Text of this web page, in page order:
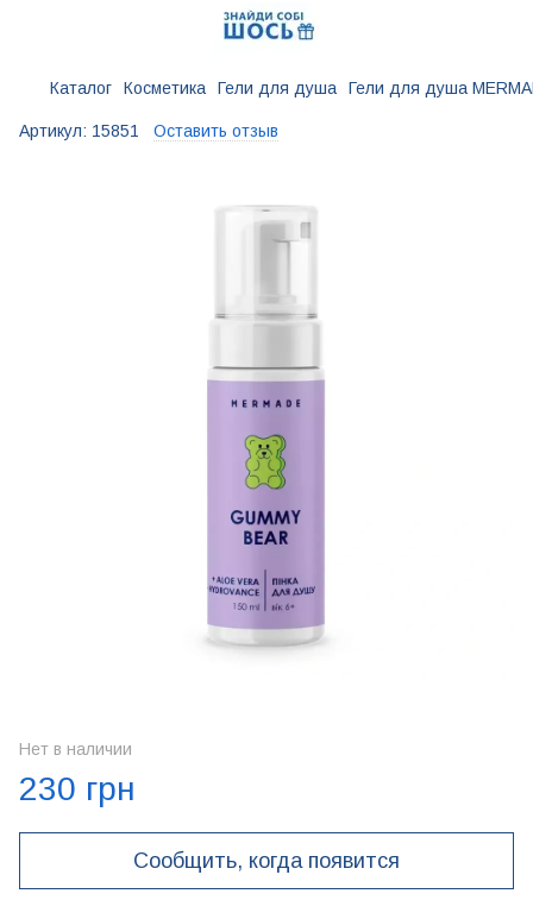
Каталог Косметика Гели для душа Гели для душа
Артикул: 15851 Оставить отзыв
Нет в наличии
230 грн
Сообщить, когда появится